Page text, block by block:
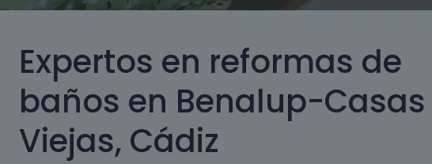
Expertos en reformas de
baños en Benalup-Casas
Viejas, Cádiz